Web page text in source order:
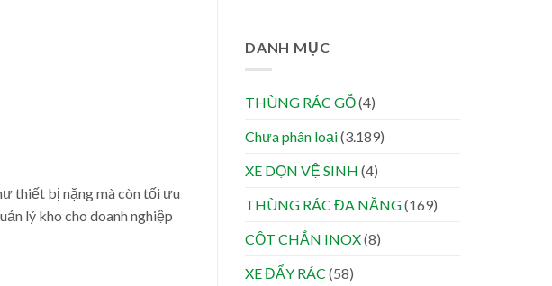
thiết bị nặng mà còn tối ưu
lý kho cho doanh nghiệp
DANH MỤC
THÙNG RÁC GỖ(4)
Chưa phân loại(3.189)
XE DỌN VỆ SINH (4)
THÙNG RÁC ĐA NĂNG(169)
CỘT CHẮN INOX(8)
XE ĐẨY RÁC (58)